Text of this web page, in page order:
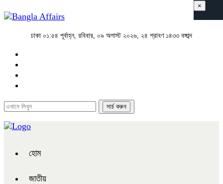
ঢাকা ০১:৫৪ পূর্বাহ্ন, রবিবার, ০৯ অগাস্ট ২০২৬, ২৪ শ্রাবণ ১৪৩৩ বঙ্গাব্দ
হোম
জাতীয়
×